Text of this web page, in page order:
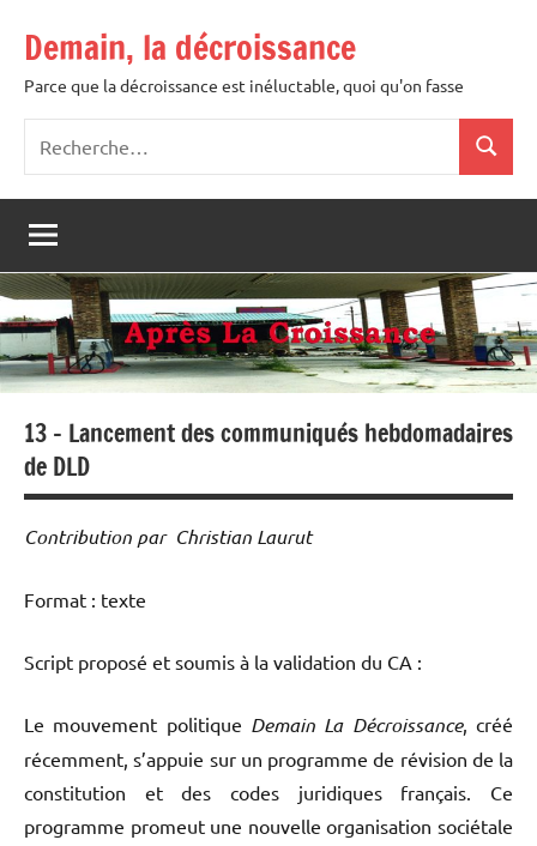
contenu
Demain, la décroissance
Parce que la décroissance est inéluctable, quoi qu'on fasse
Recherche
pour
:
13 – Lancement des communiqués hebdomadaires
de DLD
Contribution par Christian Laurut
Format : texte
Script proposé et soumis à la validation du CA :
Le mouvement politique Demain La Décroissance, créé
récemment, s’appuie sur un programme de révision de la
constitution et des codes juridiques français. Ce
programme promeut une nouvelle organisation sociétale